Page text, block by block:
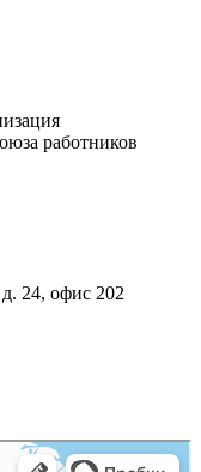
работников
24, офис 202